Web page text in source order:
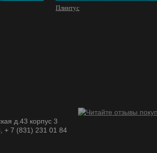
Плинтус
д.43 корпус 3
+ 7 (831) 231 01 84